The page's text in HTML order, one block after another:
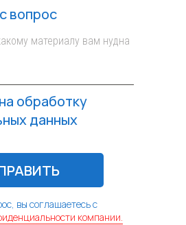
вопрос
обработку
данных
вы соглашаетесь с
компании.